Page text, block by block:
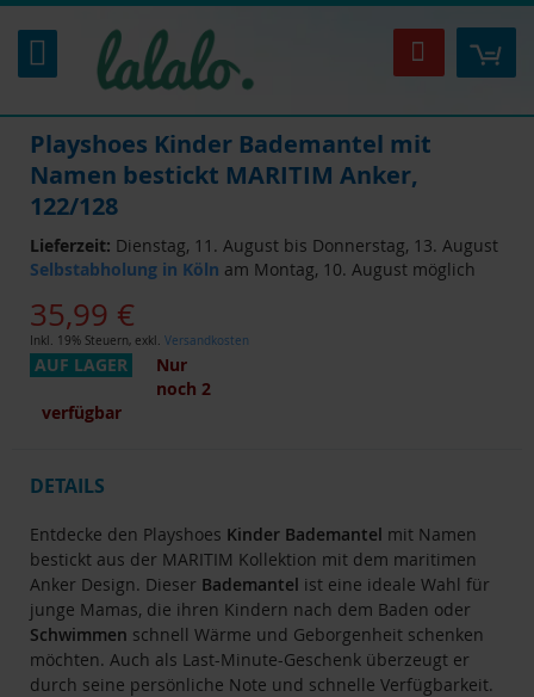
Inhalt
springen
Suche
Playshoes Kinder Bademantel mit
Namen bestickt MARITIM Anker,
122/128
Lieferzeit: Dienstag, 11. August bis Donnerstag, 13. August
Selbstabholung in Köln am Montag, 10. August möglich
35,99 €
Inkl. 19% Steuern, exkl. Versandkosten
AUF LAGER
Nur
noch 2
verfügbar
DETAILS
Entdecke den Playshoes Kinder Bademantel mit Namen
bestickt aus der MARITIM Kollektion mit dem maritimen
Anker Design. Dieser Bademantel ist eine ideale Wahl für
junge Mamas, die ihren Kindern nach dem Baden oder
Schwimmen schnell Wärme und Geborgenheit schenken
möchten. Auch als Last-Minute-Geschenk überzeugt er
durch seine persönliche Note und schnelle Verfügbarkeit.